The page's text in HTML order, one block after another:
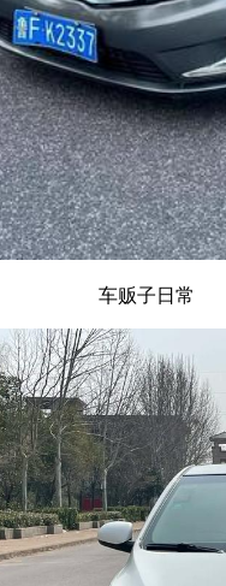
车贩子日常